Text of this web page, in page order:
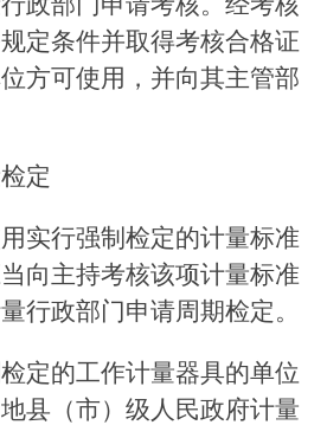
定条件并取得考核合格证
方可使用，并向其主管部
定
实行强制检定的计量标准
向主持考核该项计量标准
行政部门申请周期检定。
定的工作计量器具的单位
县（市）级人民政府计量